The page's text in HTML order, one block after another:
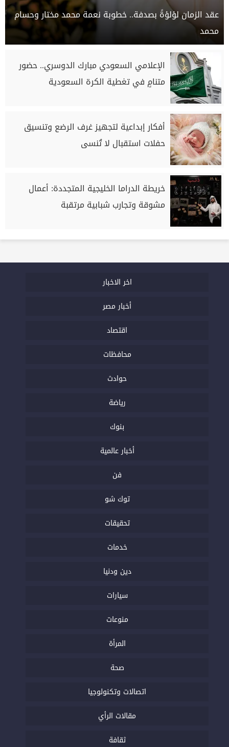
عقد الزمان لؤلؤةً بصدفة.. خطوبة نعمة محمد مختار وحسام
محمد
الإعلامي السعودي مبارك الدوسري.. حضور
متنامٍ في تغطية الكرة السعودية
أفكار إبداعية لتجهيز غرف الرضع وتنسيق
حفلات استقبال لا تُنسى
خريطة الدراما الخليجية المتجددة: أعمال
مشوقة وتجارب شبابية مرتقبة
اخر الاخبار
أخبار مصر
اقتصاد
محافظات
حوادث
رياضة
بنوك
أخبار عالمية
فن
توك شو
تحقيقات
خدمات
دين ودنيا
سيارات
منوعات
المرأة
صحة
اتصالات وتكنولوجيا
مقالات الرأي
ثقافة